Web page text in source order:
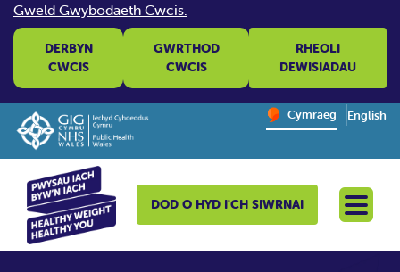
Gweld Gwybodaeth Cwcis.
DERBYN
CWCIS
GWRTHOD
CWCIS
RHEOLI
DEWISIADAU
Change website
Cymraeg English
– Newid
DOD O HYD I'CH SIWRNAI